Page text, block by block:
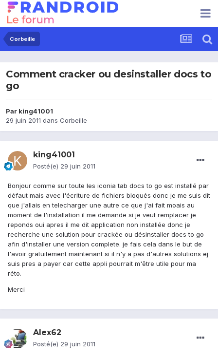
Corbeille
Comment cracker ou desinstaller docs to
go
Par king41001
29 juin 2011 dans Corbeille
king41001
Posté(e) 29 juin 2011
Bonjour comme sur toute les iconia tab docs to go est installé par
défaut mais avec l'écriture de fichiers bloqués donc je me suis dit
que j'allais en telecharger une autre ce que j'ai fait moais au
moment de l'installation il me demande si je veut remplacer je
reponds oui apres il me dit application non installée donc je
recherche une solution pour crackée ou désinstaller docs to go
afin d'installer une version complete. je fais cela dans le but de
l'avoir gratuitement maintenant si il n'y a pas d'autres solutions ej
suis pres a payer car cette appli pourrait m'être utile pour ma
réto.
Merci
Alex62
Posté(e) 29 juin 2011